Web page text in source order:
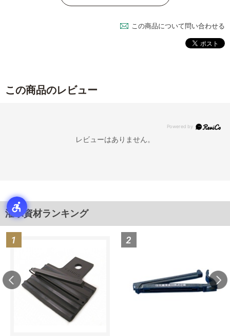
この商品について問い合わせる
この商品のレビュー
レビューはありません。
潅水資材ランキング